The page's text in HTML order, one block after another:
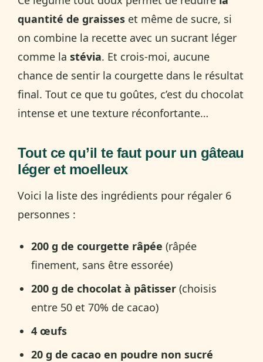
quantité de graisses et même de sucre, si
on combine la recette avec un sucrant léger
comme la stévia. Et crois-moi, aucune
chance de sentir la courgette dans le résultat
final. Tout ce que tu goûtes, c’est du chocolat
intense et une texture réconfortante…
Tout ce qu’il te faut pour un gâteau
léger et moelleux
Voici la liste des ingrédients pour régaler 6
personnes :
200 g de courgette râpée (râpée
finement, sans être essorée)
200 g de chocolat à pâtisser (choisis
entre 50 et 70% de cacao)
4 œufs
20 g de cacao en poudre non sucré